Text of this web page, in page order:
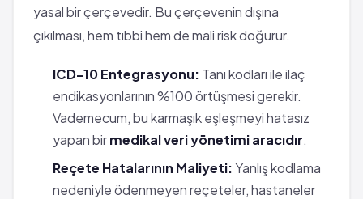
yasal bir çerçevedir. Bu çerçevenin dışına
çıkılması, hem tıbbi hem de mali risk doğurur.
ICD-10 Entegrasyonu: Tanı kodları ile ilaç
endikasyonlarının %100 örtüşmesi gerekir.
Vademecum, bu karmaşık eşleşmeyi hatasız
yapan birmedikal veri yönetimi aracıdır.
Reçete Hatalarının Maliyeti:Yanlış kodlama
nedeniyle ödenmeyen reçeteler, hastaneler